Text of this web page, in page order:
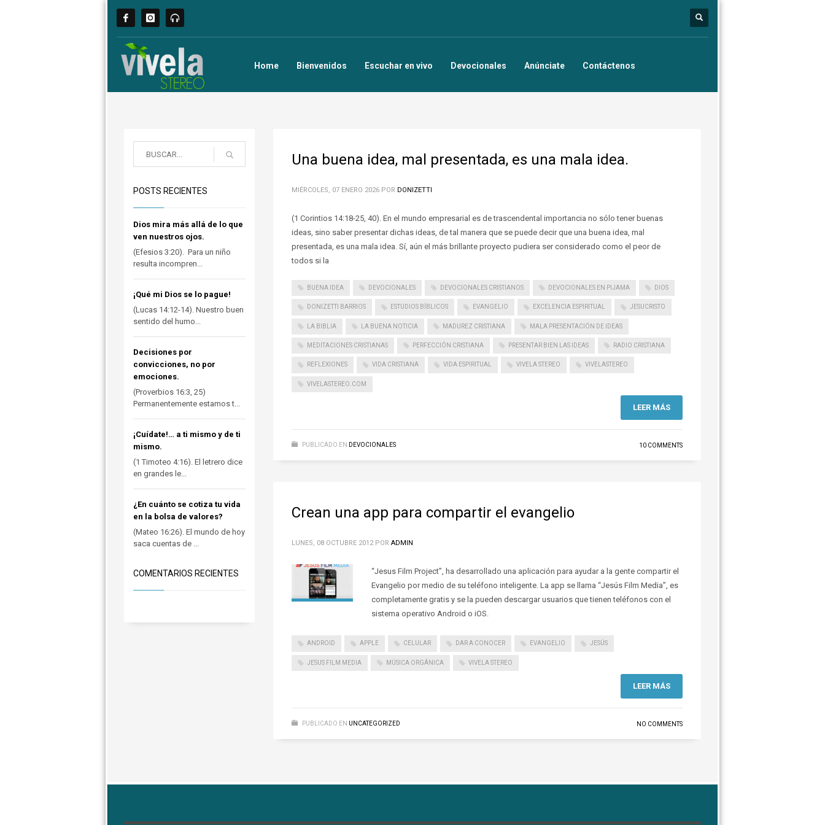
Home Bienvenidos Escuchar en vivo Devocionales Anúnciate Contáctenos
Una buena idea, mal presentada, es una mala idea.
MIÉRCOLES, 07 ENERO 2026 POR DONIZETTI
(1 Corintios 14:18-25, 40). En el mundo empresarial es de trascendental importancia no sólo tener buenas
ideas, sino saber presentar dichas ideas, de tal manera que se puede decir que una buena idea, mal
presentada, es una mala idea. Sí, aún el más brillante proyecto pudiera ser considerado como el peor de
todos si la
BUENA IDEA DEVOCIONALES DEVOCIONALES CRISTIANOS DEVOCIONALES EN PIJAMA DIOS
DONIZETTI BARRIOS ESTUDIOS BÍBLICOS EVANGELIO EXCELENCIA ESPIRITUAL JESUCRISTO
LA BIBLIA LA BUENA NOTICIA MADUREZ CRISTIANA MALA PRESENTACIÓN DE IDEAS
MEDITACIONES CRISTIANAS PERFECCIÓN CRISTIANA PRESENTAR BIEN LAS IDEAS RADIO CRISTIANA
REFLEXIONES VIDA CRISTIANA VIDA ESPIRITUAL VIVELA STEREO VIVELASTEREO
VIVELASTEREO.COM
LEER MÁS
PUBLICADO EN DEVOCIONALES 10 COMMENTS
Crean una app para compartir el evangelio
LUNES, 08 OCTUBRE 2012 POR ADMIN
“Jesus Film Project”, ha desarrollado una aplicación para ayudar a la gente compartir el
Evangelio por medio de su teléfono inteligente. La app se llama “Jesús Film Media”, es
completamente gratis y se la pueden descargar usuarios que tienen teléfonos con el
sistema operativo Android o iOS.
ANDROID APPLE CELULAR DAR A CONOCER EVANGELIO JESÚS
JESUS FILM MEDIA MÚSICA ORGÁNICA VIVELA STEREO
LEER MÁS
PUBLICADO EN UNCATEGORIZED NO COMMENTS
POSTS RECIENTES
Dios mira más allá de lo que
ven nuestros ojos.
(Efesios 3:20). Para un niño
resulta incompren...
¡Qué mi Dios se lo pague!
(Lucas 14:12-14). Nuestro buen
sentido del humo...
Decisiones por
convicciones, no por
emociones.
(Proverbios 16:3, 25)
Permanentemente estamos t...
¡Cuídate!… a ti mismo y de ti
mismo.
(1 Timoteo 4:16). El letrero dice
en grandes le...
¿En cuánto se cotiza tu vida
en la bolsa de valores?
(Mateo 16:26). El mundo de hoy
saca cuentas de ...
COMENTARIOS RECIENTES